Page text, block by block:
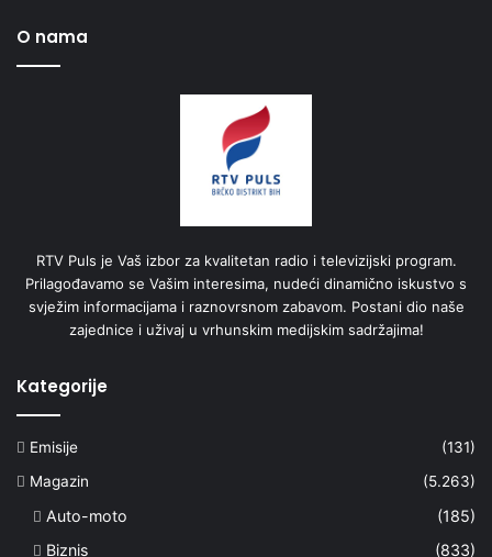
O nama
RTV Puls je Vaš izbor za kvalitetan radio i televizijski program.
Prilagođavamo se Vašim interesima, nudeći dinamično iskustvo s
svježim informacijama i raznovrsnom zabavom. Postani dio naše
zajednice i uživaj u vrhunskim medijskim sadržajima!
Kategorije
Emisije
(131)
Magazin
(5.263)
Auto-moto
(185)
Biznis
(833)